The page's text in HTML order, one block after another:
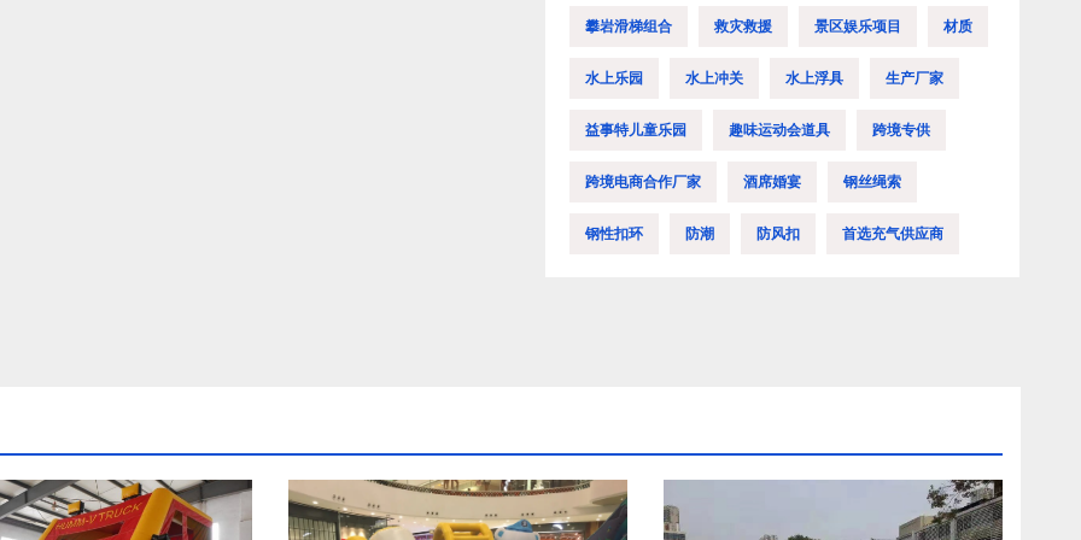
攀岩滑梯组合 救灾救援 景区娱乐项目 材质
水上乐园 水上冲关 水上浮具 生产厂家
益事特儿童乐园 趣味运动会道具 跨境专供
跨境电商合作厂家 酒席婚宴 钢丝绳索
钢性扣环 防潮 防风扣 首选充气供应商